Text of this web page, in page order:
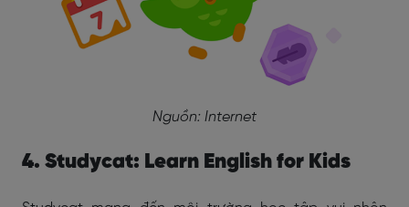
Nguồn: Internet
4. Studycat: Learn English for Kids